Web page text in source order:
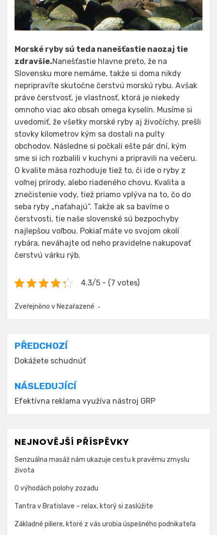
Morské ryby sú teda nanešťastie naozaj tie
zdravšie.Nanešťastie hlavne preto, že na
Slovensku more nemáme, takže si doma nikdy
nepripravíte skutočne čerstvú morskú rybu. Avšak
práve čerstvosť, je vlastnosť, ktorá je niekedy
omnoho viac ako obsah omega kyselín. Musíme si
uvedomiť, že všetky morské ryby aj živočíchy, prešli
stovky kilometrov kým sa dostali na pulty
obchodov. Následne si počkali ešte pár dní, kým
sme si ich rozbalili v kuchyni a pripravili na večeru.
O kvalite mäsa rozhoduje tiež to, či ide o ryby z
voľnej prírody, alebo riadeného chovu. Kvalita a
znečistenie vody, tiež priamo vplýva na to, čo do
seba ryby „naťahajú“. Takže ak sa bavíme o
čerstvosti, tie naše slovenské sú bezpochyby
najlepšou voľbou. Pokiaľ máte vo svojom okolí
rybára, neváhajte od neho pravidelne nakupovať
čerstvú várku rýb.
4.3/5 - (7 votes)
Zveřejněno v Nezařazené
Navigace
pro
příspěvek
PŘEDCHOZÍ
Dokážete schudnúť
NÁSLEDUJÍCÍ
Efektívna reklama využíva nástroj GRP
NEJNOVĚJŠÍ PŘÍSPĚVKY
Senzuálna masáž nám ukazuje cestu k pravému zmyslu
života
O výhodách polohy zozadu
Tantra v Bratislave – relax, ktorý si zaslúžite
Základné piliere, ktoré z vás urobia úspešného podnikateľa